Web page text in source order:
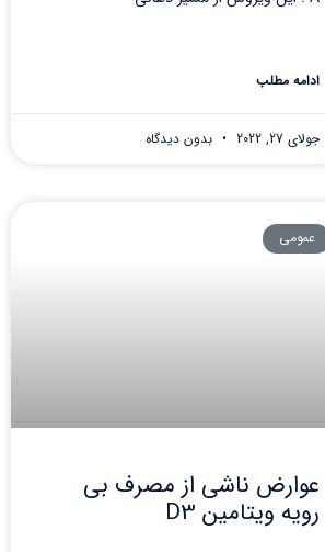
ادامه مطلب
جولای 27, 2022 بدون دیدگاه
عمومی
عوارض ناشی از مصرف بی
رویه ویتامین D3